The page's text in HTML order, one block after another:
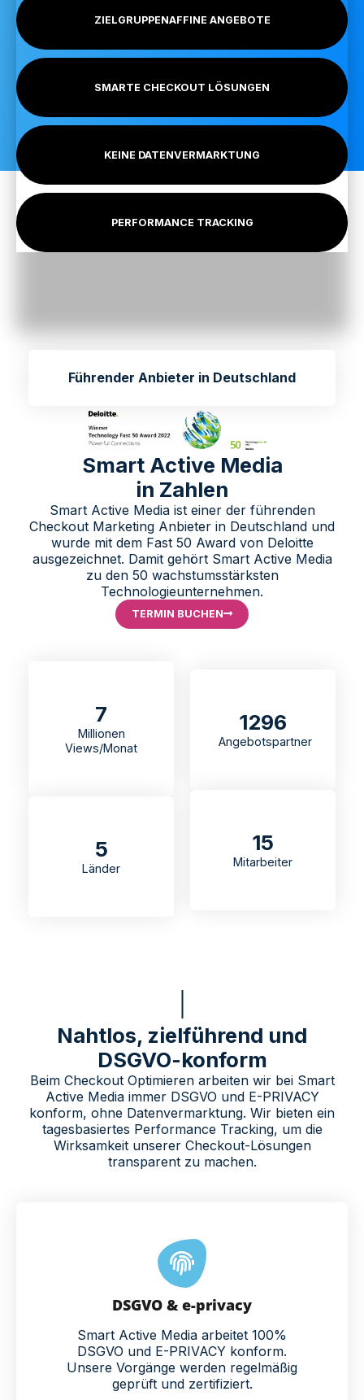
ZIELGRUPPENAFFINE ANGEBOTE
SMARTE CHECKOUT LÖSUNGEN
KEINE DATENVERMARKTUNG
PERFORMANCE TRACKING
Führender Anbieter in Deutschland
Smart Active Media
in Zahlen
Smart Active Media ist einer der führenden
Checkout Marketing Anbieter in Deutschland und
wurde mit dem Fast 50 Award von Deloitte
ausgezeichnet. Damit gehört Smart Active Media
zu den 50 wachstumsstärksten
Technologieunternehmen.
TERMIN BUCHEN
7
Millionen
Views/Monat
5
Länder
1296
Angebotspartner
15
Mitarbeiter
Nahtlos, zielführend und
DSGVO-konform
Beim Checkout Optimieren arbeiten wir bei Smart
Active Media immer DSGVO und E-PRIVACY
konform, ohne Datenvermarktung. Wir bieten ein
tagesbasiertes Performance Tracking, um die
Wirksamkeit unserer Checkout-Lösungen
transparent zu machen.
DSGVO & e-privacy
Smart Active Media arbeitet 100%
DSGVO und E-PRIVACY konform.
Unsere Vorgänge werden regelmäßig
geprüft und zertifiziert.